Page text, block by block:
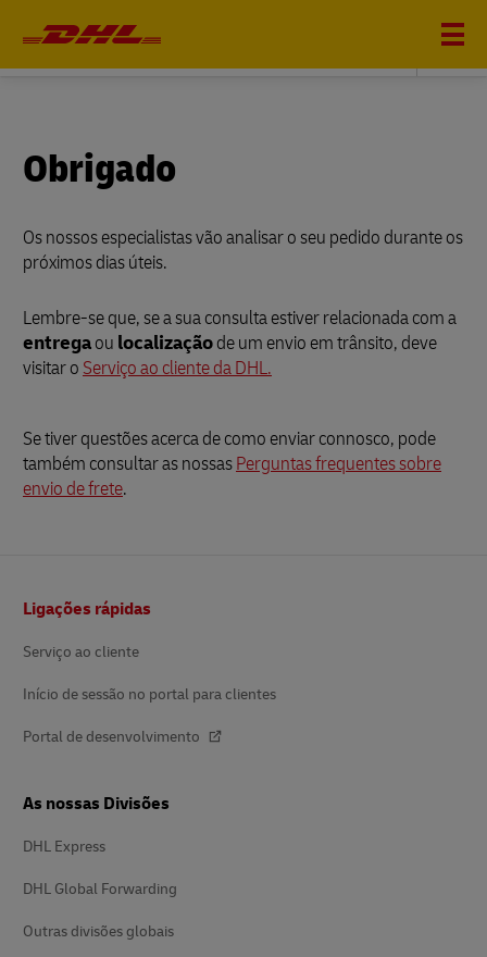
DHL GLOBAL FORWARDING
Obrigado
Os nossos especialistas vão analisar o seu pedido durante os
próximos dias úteis.
Lembre-se que, se a sua consulta estiver relacionada com a
entregaou localizaçãode um envio em trânsito, deve
visitar o Serviço ao cliente da DHL.
Se tiver questões acerca de como enviar connosco, pode
também consultar as nossasPerguntas frequentes sobre
envio de frete.
Ligações rápidas
Serviço ao cliente
Início de sessão no portal para clientes
Portal de desenvolvimento
As nossas Divisões
DHL Express
DHL Global Forwarding
Outras divisões globais